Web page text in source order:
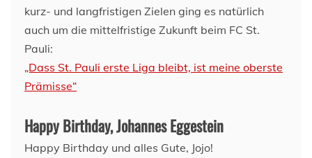
kurz- und langfristigen Zielen ging es natürlich
auch um die mittelfristige Zukunft beim FC St.
Pauli:
„Dass St. Pauli erste Liga bleibt, ist meine oberste
Prämisse“
Happy Birthday, Johannes Eggestein
Happy Birthday und alles Gute, Jojo!